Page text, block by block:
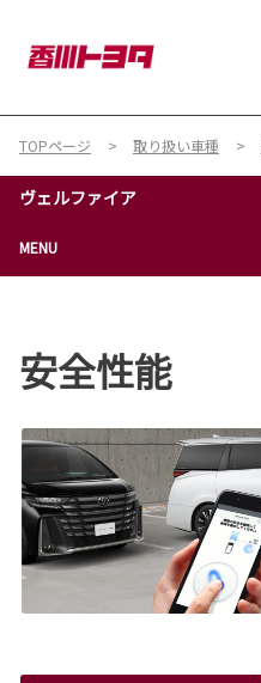
TOPページ 取り扱い車種
ヴェルファイア
MENU
安全性能